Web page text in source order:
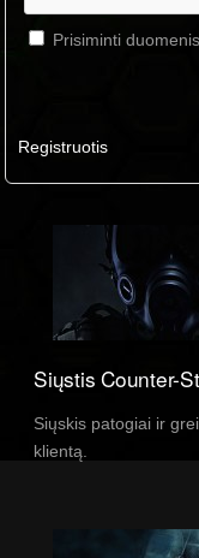
Prisiminti duomenis
Registruotis
Siųstis Counter-
Siųskis patogiai ir
klientą.